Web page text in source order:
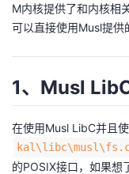
的
我
坛
圈
子
的
直
我
的
我
学
的
课
我
的
我
持
技
术
的
云
M内核提供了和内核相
可以直接使用Musl提供
1、Musl
在使用Musl LibC并且
的POSIX接口，如果想